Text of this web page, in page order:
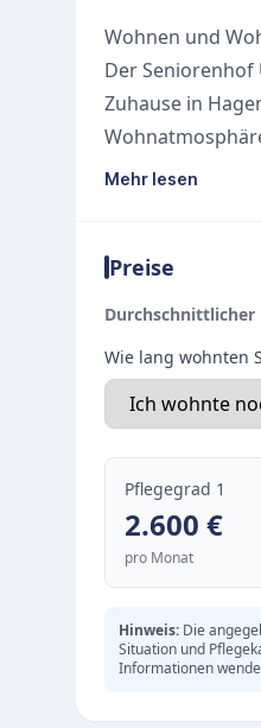
Wohnen und
Der
Zuhause in
und
Betreuung.
Mittelpunkt des
Mehr lesen
Preise
Durchschnittlicher
Wie lang wohnten
Pflegegrad 1
2.600 €
pro Monat
Hinweis: Die
Situation und
Informationen